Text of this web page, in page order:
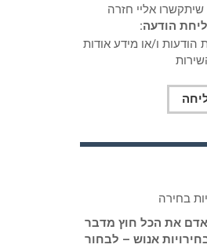
אליי חזרה
הודעה:
ו/או מידע אודות
את הכל חוץ מדבר
אנוש – לבחור